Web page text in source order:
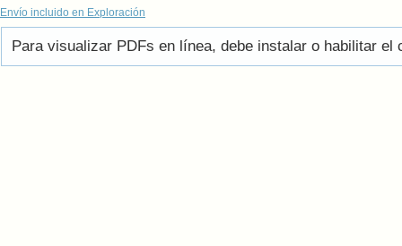
Envío incluido en Exploración
Para visualizar PDFs en línea, debe instalar o habilitar el